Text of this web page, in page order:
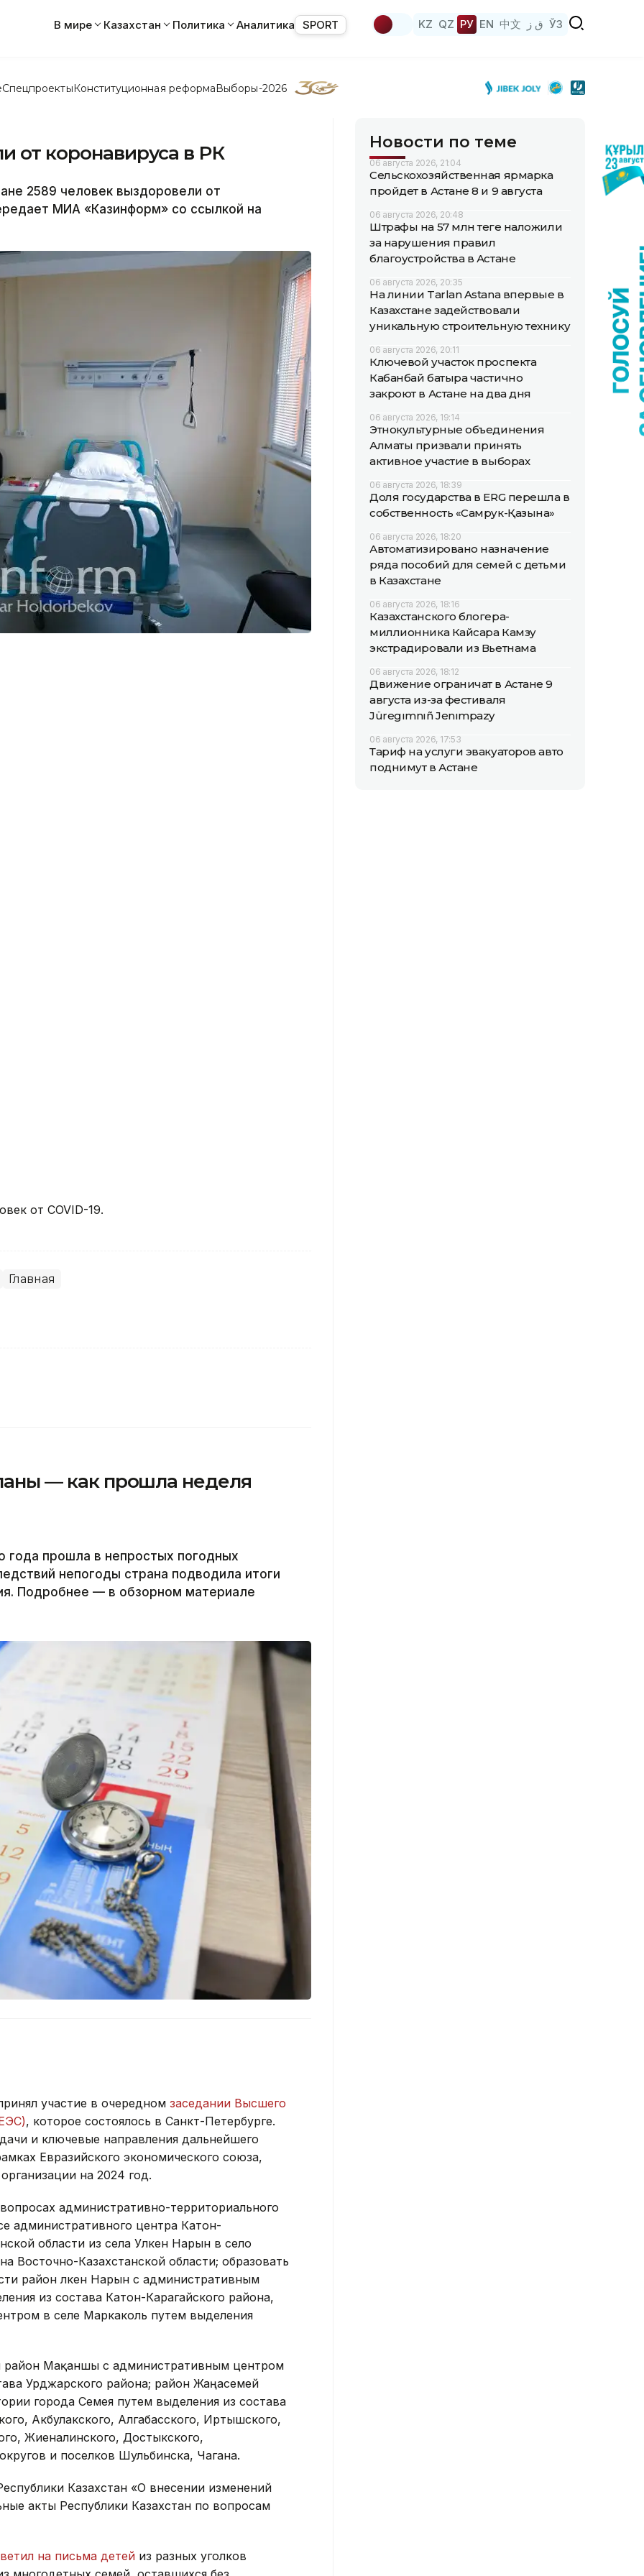
В мире Казахстан Политика Аналитика SPORT KZ QZ РУ EN 中文 ق ز ЎЗ
СпецпроектыКонституционная реформаВыборы-2026
от коронавируса в РК
2589 человек выздоровели от
МИА «Казинформ» со ссылкой на
от COVID-19.
Главная
— как прошла неделя
года прошла в непростых погодных
непогоды страна подводила итоги
Подробнее — в обзорном материале
участие в очередном заседании Высшего
, которое состоялось в Санкт-Петербурге.
и ключевые направления дальнейшего
Евразийского экономического союза,
на 2024 год.
административно-территориального
административного центра Катон-
области из села Улкен Нарын в село
Восточно-Казахстанской области; образовать
район Үлкен Нарын с административным
из состава Катон-Карагайского района,
в селе Маркаколь путем выделения
район Мақаншы с административным центром
Урджарского района; район Жаңасемей
города Семея путем выделения из состава
Акбулакского, Алгабасского, Иртышского,
Жиеналинского, Достыкского,
и поселков Шульбинска, Чагана.
Казахстан «О внесении изменений
акты Республики Казахстан по вопросам
на письма детей из разных уголков
Новости по теме
06 августа 2026, 21:04
Сельскохозяйственная ярмарка
пройдет в Астане 8 и 9 августа
06 августа 2026, 20:48
Штрафы на 57 млн теңге наложили
за нарушения правил
благоустройства в Астане
06 августа 2026, 20:35
На линии Tarlan Astana впервые в
Казахстане задействовали
уникальную строительную технику
06 августа 2026, 20:11
Ключевой участок проспекта
Кабанбай батыра частично
закроют в Астане на два дня
06 августа 2026, 19:14
Этнокультурные объединения
Алматы призвали принять
активное участие в выборах
06 августа 2026, 18:39
Доля государства в ERG перешла в
собственность «Самрук-Қазына»
06 августа 2026, 18:20
Автоматизировано назначение
ряда пособий для семей с детьми
в Казахстане
06 августа 2026, 18:16
Казахстанского блогера-
миллионника Кайсара Камзу
экстрадировали из Вьетнама
06 августа 2026, 18:12
Движение ограничат в Астане 9
августа из-за фестиваля
Jüregımnıñ Jenımpazy
06 августа 2026, 17:53
Тариф на услуги эвакуаторов авто
поднимут в Астане